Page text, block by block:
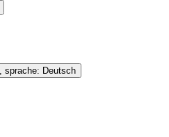
sprache: Deutsch